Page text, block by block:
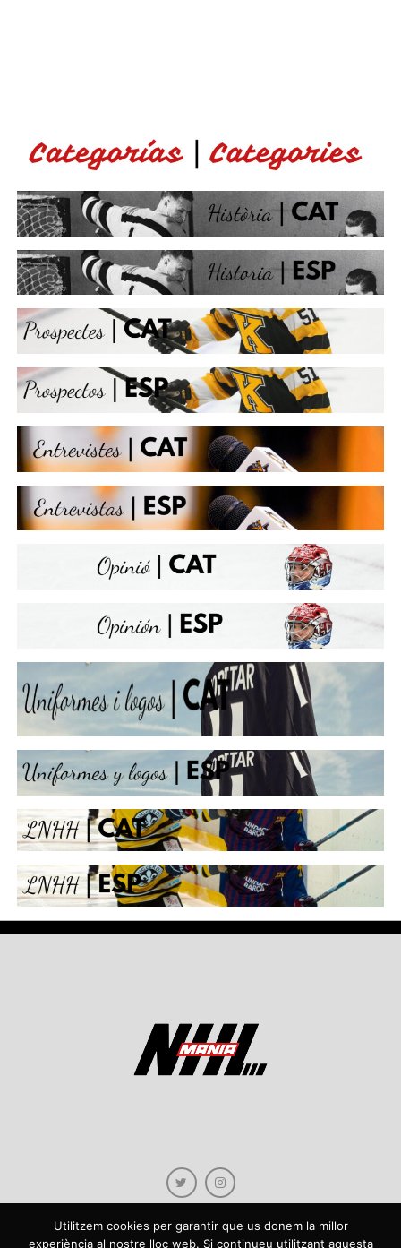
Utilitzem cookies per garantir que us donem la millor
experiència al nostre lloc web. Si continueu utilitzant aquesta